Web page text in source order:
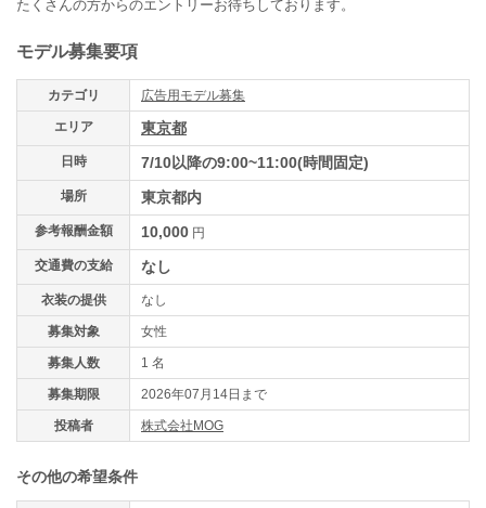
たくさんの方からのエントリーお待ちしております。
モデル募集要項
カテゴリ 広告用モデル募集
エリア 東京都
日時 7/10以降の9:00~11:00(時間固定)
場所 東京都内
参考報酬金額 10,000 円
交通費の支給 なし
衣装の提供 なし
募集対象 女性
募集人数 1 名
募集期限 2026年07月14日まで
投稿者 株式会社MOG
その他の希望条件